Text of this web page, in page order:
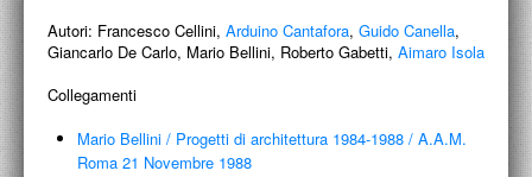
Autori: Francesco Cellini, Arduino Cantafora, Guido Canella,
Giancarlo De Carlo, Mario Bellini, Roberto Gabetti, Aimaro Isola
Collegamenti
Mario Bellini / Progetti di architettura 1984-1988 / A.A.M.
Roma 21 Novembre 1988